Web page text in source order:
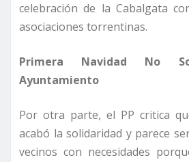
celebración de la Cabalgata
asociaciones torrentinas.
Primera Navidad No
Ayuntamiento
Por otra parte, el PP critica
acabó la solidaridad y parece
vecinos con necesidades